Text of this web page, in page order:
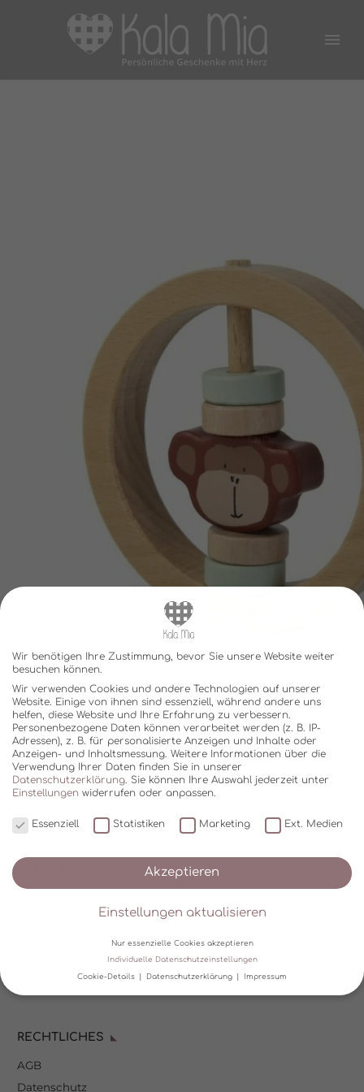
Zahlungsoptionen
Mein Kundenkonto
RECHTLICHES
AGB
Datenschutz
Wir benötigen Ihre Zustimmung, bevor Sie unsere Website weiter
besuchen können.
Wir verwenden Cookies und andere Technologien auf unserer
Website. Einige von ihnen sind essenziell, während andere uns
helfen, diese Website und Ihre Erfahrung zu verbessern.
Personenbezogene Daten können verarbeitet werden (z. B. IP-
Adressen), z. B. für personalisierte Anzeigen und Inhalte oder
Anzeigen- und Inhaltsmessung. Weitere Informationen über die
Verwendung Ihrer Daten finden Sie in unserer
Datenschutzerklärung Sie können Ihre Auswahl jederzeit unter
Einstellungen widerrufen oder anpassen.
Essenziell Statistiken Marketing Ext. Medien
Akzeptieren
Einstellungen aktualisieren
Nur essenzielle Cookies akzeptieren
Individuelle Datenschutzeinstellungen
Cookie-Details Datenschutzerklärung Impressum
Wir verwenden Cookies und andere Technologien auf unserer
helfen, diese Website und Ihre Erfahrung zu verbessern.